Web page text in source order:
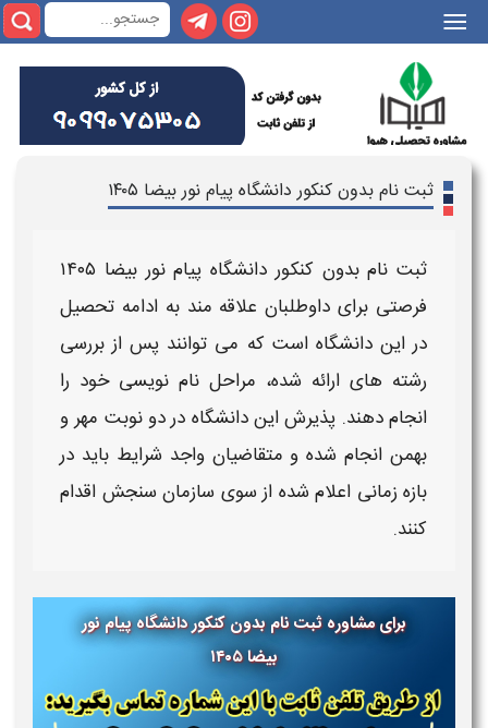
|||
ثبت نام بدون کنکور دانشگاه پیام نور بیضا ۱۴۰۵
ثبت نام بدون کنکور دانشگاه پیام نور بیضا
فرصتی برای داوطلبان علاقه‌ مند به ادامه تحصیل
در ایندانشگاه است که می‌ توانند پس از بررسی
رشته‌ های ارائه شده، مراحل نام‌ نویسی خود را
انجام دهند. پذیرش ایندانشگاه در دو نوبت مهر و
بهمن انجام شده و متقاضیان واجد شرایط باید در
بازه زمانی اعلام شده از سوی سازمان سنجش اقدام
کنند.
برای مشاوره ثبت نام بدون کنکور دانشگاه پیام نور
بیضا ۱۴۰۵